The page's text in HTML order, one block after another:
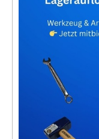
AGB,
Impressum